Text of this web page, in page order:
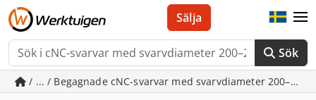
Sök
Sälja
/ ... / Begagnade cNC-svarvar med svarvdiameter 200–249